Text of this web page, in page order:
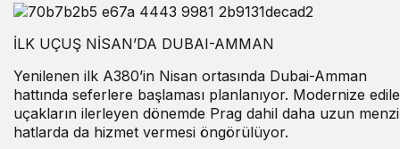
İLK UÇUŞ NİSAN’DA DUBAI-AMMAN
Yenilenen ilk A380’in Nisan ortasında Dubai-Amman
hattında seferlere başlaması planlanıyor. Modernize
uçakların ilerleyen dönemde Prag dahil daha uzun
hatlarda da hizmet vermesi öngörülüyor.